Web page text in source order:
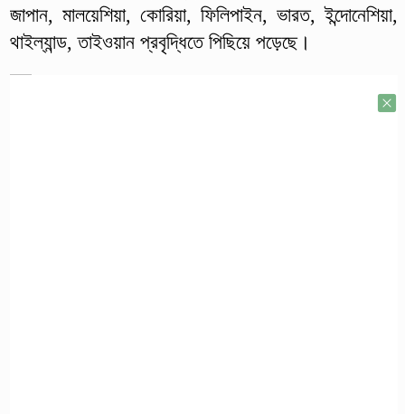
জাপান, মালয়েশিয়া, কোরিয়া, ফিলিপাইন, ভারত, ইন্দোনেশিয়া,
থাইল্যান্ড, তাইওয়ান প্রবৃদ্ধিতে পিছিয়ে পড়েছে।